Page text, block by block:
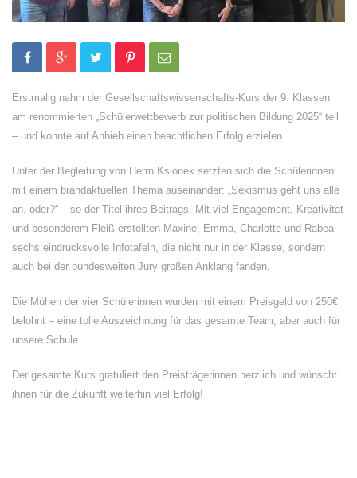
Erstmalig nahm der Gesellschaftswissenschafts-Kurs der 9. Klassen
am renommierten „Schülerwettbewerb zur politischen Bildung 2025“ teil
– und konnte auf Anhieb einen beachtlichen Erfolg erzielen.
Unter der Begleitung von Herrn Ksionek setzten sich die Schülerinnen
mit einem brandaktuellen Thema auseinander: „Sexismus geht uns alle
an, oder?“ – so der Titel ihres Beitrags. Mit viel Engagement, Kreativität
und besonderem Fleiß erstellten Maxine, Emma, Charlotte und Rabea
sechs eindrucksvolle Infotafeln, die nicht nur in der Klasse, sondern
auch bei der bundesweiten Jury großen Anklang fanden.
Die Mühen der vier Schülerinnen wurden mit einem Preisgeld von 250€
belohnt – eine tolle Auszeichnung für das gesamte Team, aber auch für
unsere Schule.
Der gesamte Kurs gratuliert den Preisträgerinnen herzlich und wünscht
ihnen für die Zukunft weiterhin viel Erfolg!